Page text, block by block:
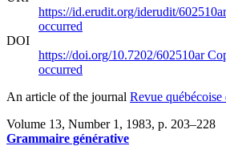
https://id.erudit.org/iderudit/
occurred
DOI
https://doi.org/10.7202/602510ar
occurred
An article of the journal Revue
Volume 13, Number 1, 1983, p. 203–228
Grammaire générative